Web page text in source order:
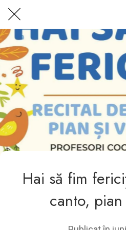
Hai să fim
canto,
Centrul Burada 🇷🇴 🇬🇧